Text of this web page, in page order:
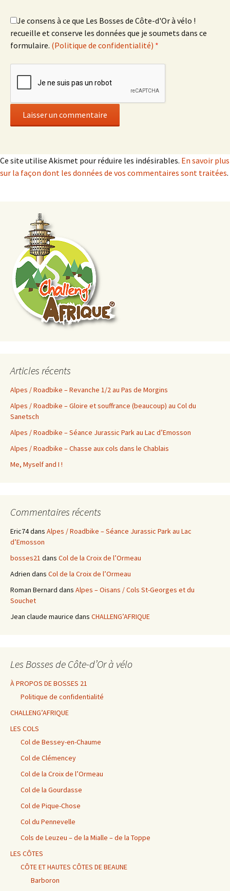
Je consens à ce que Les Bosses de Côte-d'Or à vélo !
recueille et conserve les données que je soumets dans ce
formulaire. (Politique de confidentialité) *
Ce site utilise Akismet pour réduire les indésirables. En savoir plus
sur la façon dont les données de vos commentaires sont traitées.
Articles récents
Alpes / Roadbike – Revanche 1/2 au Pas de Morgins
Alpes / Roadbike – Gloire et souffrance (beaucoup) au Col du
Sanetsch
Alpes / Roadbike – Séance Jurassic Park au Lac d’Emosson
Alpes / Roadbike – Chasse aux cols dans le Chablais
Me, Myself and I !
Commentaires récents
Eric74dans Alpes / Roadbike – Séance Jurassic Park au Lac
d’Emosson
bosses21 dans Col de la Croix de l’Ormeau
Adrien dans Col de la Croix de l’Ormeau
Roman Bernard dans Alpes – Oisans / Cols St-Georges et du
Souchet
Jean claude maurice dans CHALLENG’AFRIQUE
Les Bosses de Côte-d’Or à vélo
À PROPOS DE BOSSES 21
Politique de confidentialité
CHALLENG’AFRIQUE
LES COLS
Col de Bessey-en-Chaume
Col de Clémencey
Col de la Croix de l’Ormeau
Col de la Gourdasse
Col de Pique-Chose
Col du Pennevelle
Cols de Leuzeu – de la Mialle – de la Toppe
LES CÔTES
CÔTE ET HAUTES CÔTES DE BEAUNE
Barboron